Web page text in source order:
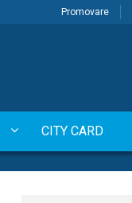
Promovare
CITY CARD